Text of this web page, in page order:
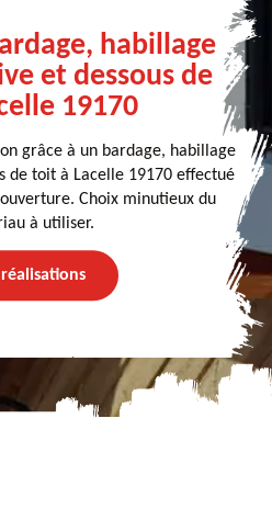
habillage
et dessous de
19170
grâce à un bardage, habillage
de toit à Lacelle 19170 effectué
Choix minutieux du
à utiliser.
réalisations